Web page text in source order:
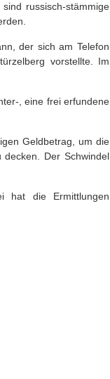
russisch-stämmige
der sich am Telefon
vorstellte. Im
, eine frei erfundene
Geldbetrag, um die
Der Schwindel
hat die Ermittlungen